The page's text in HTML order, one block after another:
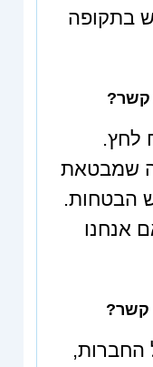
בתקופה
קשר?
לחץ.
שמבטאת
הבטחות.
אנחנו
קשר?
החברות,